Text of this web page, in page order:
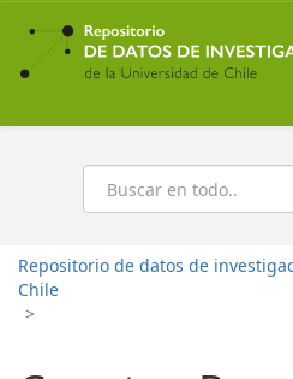
Ir
contenido
principal
Buscar
Repositorio de datos de
Chile
>